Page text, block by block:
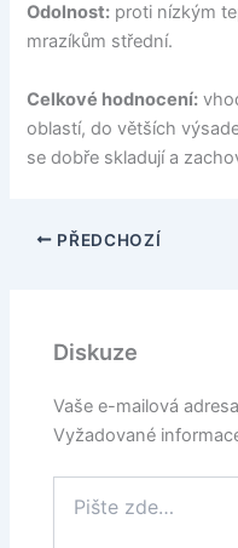
Odolnost: proti nízkým
mrazíkům střední.
Celkové hodnocení:
oblastí, do větších
se dobře skladují a
PŘEDCHOZÍ
Diskuze
Vaše e-mailová
Vyžadované
zde…